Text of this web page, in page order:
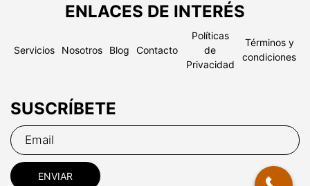
ENLACES DE INTERÉS
Servicios Nosotros Blog Contacto
Políticas
de
Privacidad
Términos y
condiciones
SUSCRÍBETE